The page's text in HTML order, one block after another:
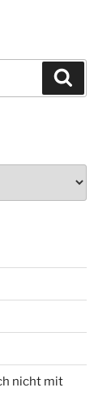
nicht mit